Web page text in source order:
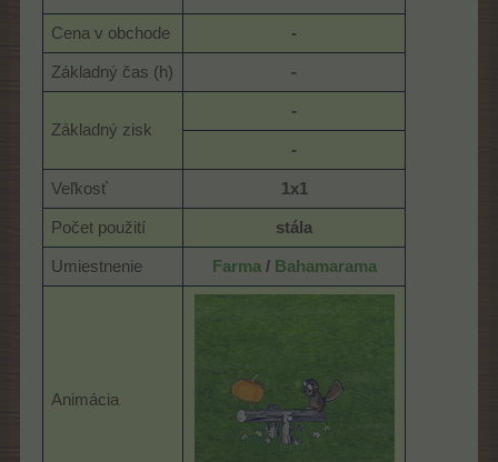
Cena v obchode -
Základný čas (h) -
Základný zisk
-
-
Veľkosť 1x1
Počet použití stála
Umiestnenie Farma/ Bahamarama
Animácia